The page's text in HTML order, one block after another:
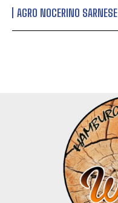
AGRO NOCERINO SARNESE